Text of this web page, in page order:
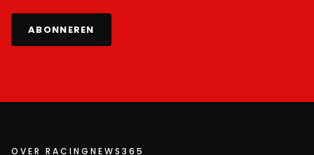
ABONNEREN
OVER RACINGNEWS365